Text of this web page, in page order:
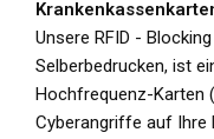
Unsere RFID -
Selberbedrucken, ist
Hochfrequenz-Karten
Cyberangriffe auf Ihre